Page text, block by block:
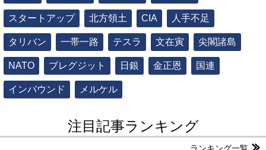
スタートアップ 北方領土 CIA 人手不足
タリバン 一帯一路 テスラ 文在寅 尖閣諸島
NATO ブレグジット 日銀 金正恩 国連
インバウンド メルケル
注目記事ランキング
ランキング一覧